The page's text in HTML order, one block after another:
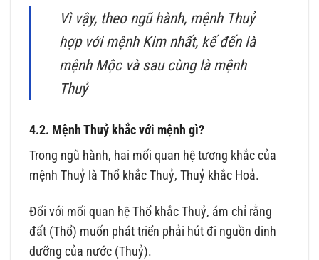
Vì vậy, theo ngũ hành, mệnh Thuỷ
hợp với mệnh Kim nhất, kế đến là
mệnh Mộc và sau cùng là mệnh
Thuỷ
4.2. Mệnh Thuỷ khắc với mệnh gì?
Trong ngũ hành, hai mối quan hệ tương khắc của
mệnh Thuỷ là Thổ khắc Thuỷ, Thuỷ khắc Hoả.
Đối với mối quan hệ Thổ khắc Thuỷ, ám chỉ rằng
đất (Thổ) muốn phát triển phải hút đi nguồn dinh
dưỡng của nước (Thuỷ).